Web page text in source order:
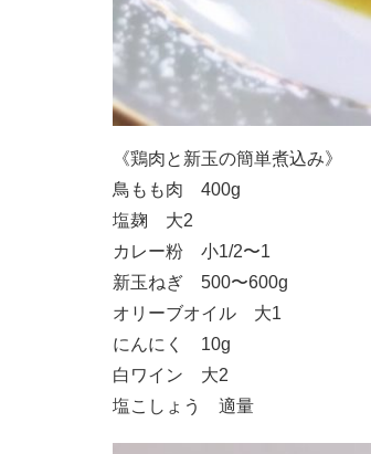
《鶏肉と新玉の簡単煮込み》
鳥もも肉 400g
塩麹 大2
カレー粉 小1/2〜1
新玉ねぎ 500〜600g
オリーブオイル 大1
にんにく 10g
白ワイン 大2
塩こしょう 適量